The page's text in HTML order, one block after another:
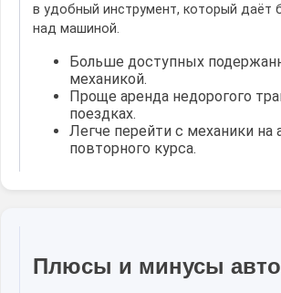
в удобный инструмент, который даёт
над машиной.
Больше доступных
механикой.
Проще аренда недорогого
поездках.
Легче перейти с механики на
повторного курса.
Плюсы и минусы